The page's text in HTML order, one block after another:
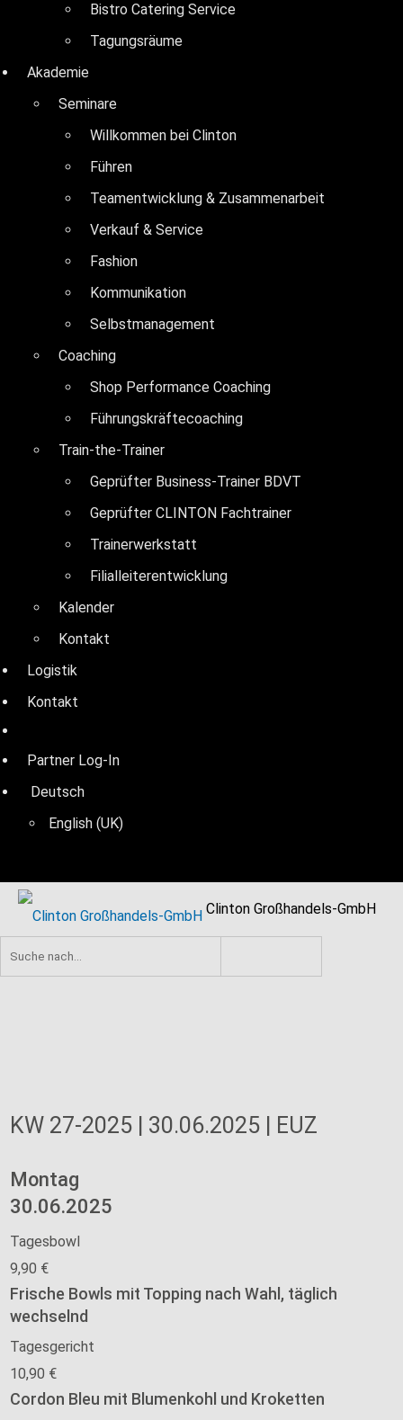
Bistro Catering Service
Tagungsräume
Akademie
Seminare
Willkommen bei Clinton
Führen
Teamentwicklung & Zusammenarbeit
Verkauf & Service
Fashion
Kommunikation
Selbstmanagement
Coaching
Shop Performance Coaching
Führungskräftecoaching
Train-the-Trainer
Geprüfter Business-Trainer BDVT
Geprüfter CLINTON Fachtrainer
Trainerwerkstatt
Filialleiterentwicklung
Kalender
Kontakt
Logistik
Kontakt
Partner Log-In
Deutsch
English (UK)
Clinton Großhandels-GmbH
KW 27-2025 | 30.06.2025 | EUZ
Montag
30.06.2025
Tagesbowl
9,90 €
Frische Bowls mit Topping nach Wahl, täglich
wechselnd
Tagesgericht
10,90 €
Cordon Bleu mit Blumenkohl und Kroketten